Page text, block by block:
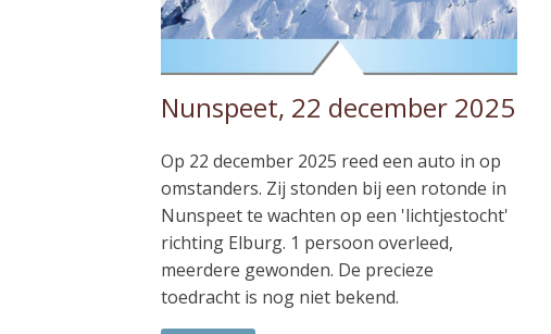
Nunspeet, 22 december 2025
Op 22 december 2025 reed een auto in op
omstanders. Zij stonden bij een rotonde in
Nunspeet te wachten op een 'lichtjestocht'
richting Elburg. 1 persoon overleed,
meerdere gewonden. De precieze
toedracht is nog niet bekend.